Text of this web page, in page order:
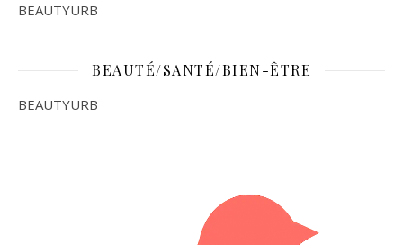
BEAUTYURB
BEAUTÉ/SANTÉ/BIEN-ÊTRE
BEAUTYURB